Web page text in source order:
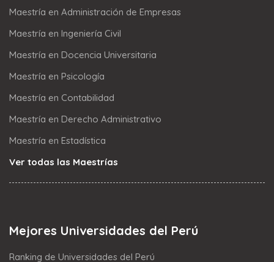
Maestría en Administración de Empresas
Maestría en Ingeniería Civil
Maestría en Docencia Universitaria
Maestría en Psicología
Maestría en Contabilidad
Maestría en Derecho Administrativo
Maestría en Estadística
Ver todas las Maestrías
Mejores Universidades del Perú
Ranking de Universidades del Perú